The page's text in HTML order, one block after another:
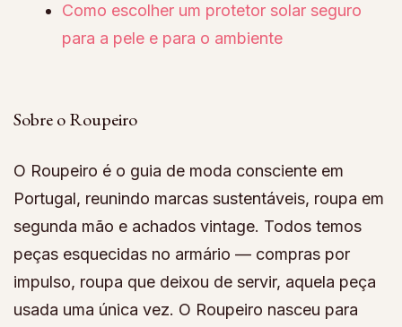
Como escolher um protetor solar seguro
para a pele e para o ambiente
Sobre o Roupeiro
O Roupeiro é o guia de moda consciente em
Portugal, reunindo marcas sustentáveis, roupa em
segunda mão e achados vintage. Todos temos
peças esquecidas no armário — compras por
impulso, roupa que deixou de servir, aquela peça
usada uma única vez. O Roupeiro nasceu para